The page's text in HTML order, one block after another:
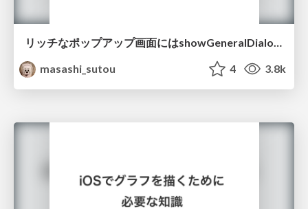
リッチなポップアップ画面にはshowGeneralDialogが便利だった
masashi_sutou
4 3.8k